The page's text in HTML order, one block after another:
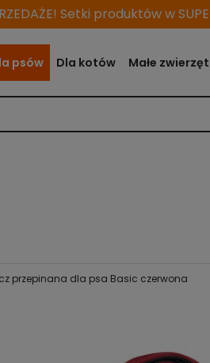
Setki produktów w
psów Dla kotów Małe
przepinana dla psa Basic czerwona